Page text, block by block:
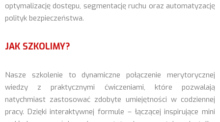
optymalizację dostępu, segmentację ruchu oraz automatyzację
polityk bezpieczeństwa.
JAK SZKOLIMY?
Nasze szkolenie to dynamiczne połączenie merytorycznej
wiedzy z praktycznymi ćwiczeniami, które pozwalają
natychmiast zastosować zdobyte umiejętności w codziennej
pracy. Dzięki interaktywnej formule – łączącej inspirujące mini